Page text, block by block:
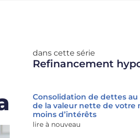
dans cette série
Refinancement
Consolidation de dettes au
de la valeur nette de votre
moins d’intérêts
lire à nouveau